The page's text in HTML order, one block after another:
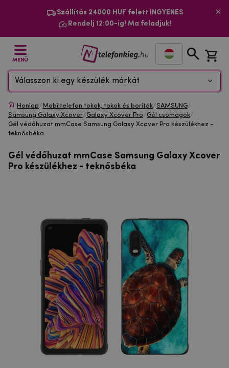
Szállítás 24000 HUF felett INGYENES
Rendelj 12:00-ig! Ma feladjuk!
MENÜ
Válasszon ki egy készülék márkát
Honlap/Mobiltelefon tokok, tokok és borítók/SAMSUNG/
Samsung Galaxy Xcover/Galaxy Xcover Pro/Gél csomagok/
Gél védőhuzat mmCase Samsung Galaxy Xcover Pro készülékhez -
teknősbéka
Gél védőhuzat mmCase Samsung Galaxy Xcover
Pro készülékhez - teknősbéka